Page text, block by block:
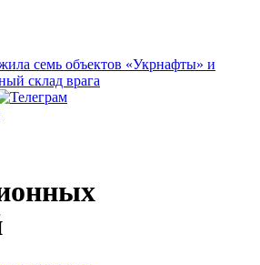
семь объектов «Укрнафты» и
склад врага